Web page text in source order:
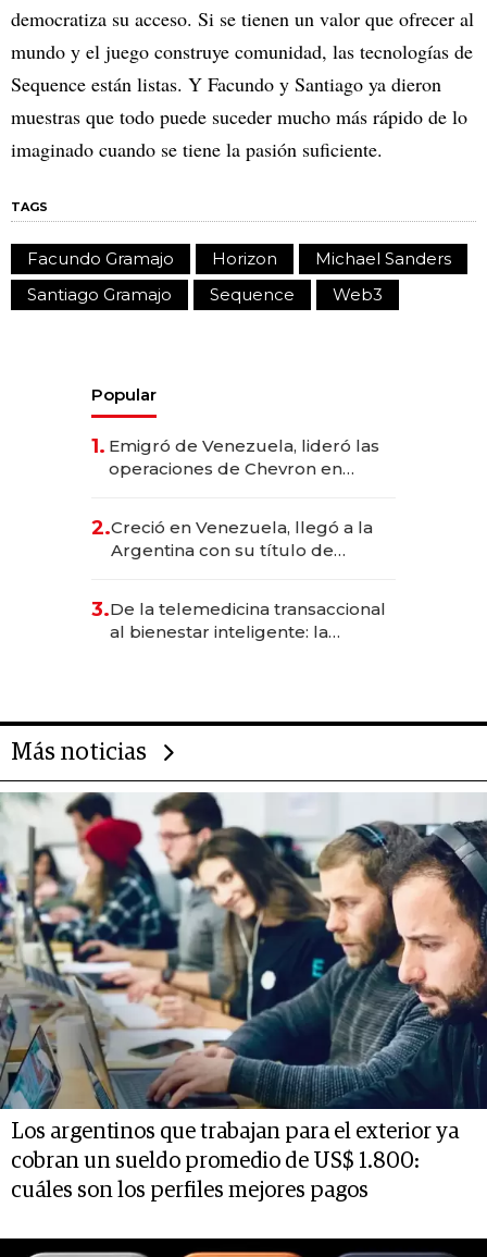
democratiza su acceso. Si se tienen un valor que ofrecer al
mundo y el juego construye comunidad, las tecnologías de
Sequence están listas. Y Facundo y Santiago ya dieron
muestras que todo puede suceder mucho más rápido de lo
imaginado cuando se tiene la pasión suficiente.
TAGS
Facundo Gramajo Horizon
Michael Sanders
Santiago Gramajo
Sequence Web3
Popular
1. Emigró de Venezuela, lideró las
operaciones de Chevron en
2.Creció en Venezuela, llegó a la
Argentina con su título de
las marcas "fast premium"
3.De la telemedicina transaccional
al bienestar inteligente: la
Más noticias
Los argentinos que trabajan para el exterior ya
cobran un sueldo promedio de US$ 1.800:
cuáles son los perfiles mejores pagos